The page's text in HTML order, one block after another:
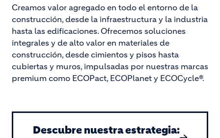
Creamos valor agregado en todo el entorno de la
construcción, desde la infraestructura y la industria
hasta las edificaciones. Ofrecemos soluciones
integrales y de alto valor en materiales de
construcción, desde cimientos y pisos hasta
cubiertas y muros, impulsadas por nuestras marcas
premium como ECOPact, ECOPlanet y ECOCycle®.
Descubre nuestra estrategia: